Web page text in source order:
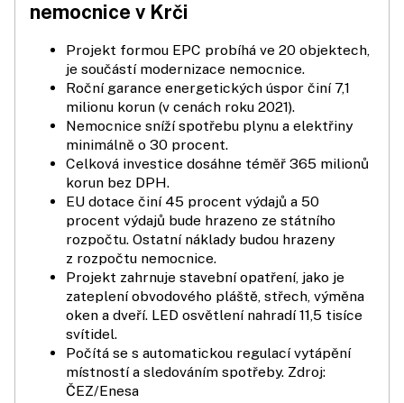
nemocnice v Krči
Projekt formou EPC probíhá ve 20 objektech,
je součástí modernizace nemocnice.
Roční garance energetických úspor činí 7,1
milionu korun (v cenách roku 2021).
Nemocnice sníží spotřebu plynu a elektřiny
minimálně o 30 procent.
Celková investice dosáhne téměř 365 milionů
korun bez DPH.
EU dotace činí 45 procent výdajů a 50
procent výdajů bude hrazeno ze státního
rozpočtu. Ostatní náklady budou hrazeny
z rozpočtu nemocnice.
Projekt zahrnuje stavební opatření, jako je
zateplení obvodového pláště, střech, výměna
oken a dveří. LED osvětlení nahradí 11,5 tisíce
svítidel.
Počítá se s automatickou regulací vytápění
místností a sledováním spotřeby. Zdroj:
ČEZ/Enesa